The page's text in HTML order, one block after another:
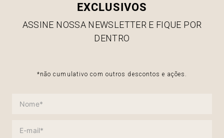
EXCLUSIVOS
ASSINE NOSSA NEWSLETTER E FIQUE POR
DENTRO
*não cumulativo com outros descontos e ações.